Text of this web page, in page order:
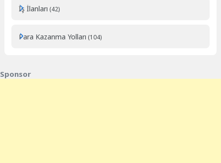
İş İlanları (42)
Para Kazanma Yolları (104)
Sponsor